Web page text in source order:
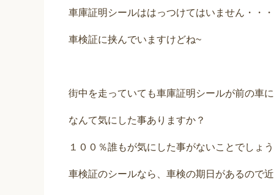
車庫証明シールははっつけてはいません・・・
車検証に挟んでいますけどね~
街中を走っていても車庫証明シールが前の車
なんて気にした事ありますか？
１００％誰もが気にした事がないことでしょう
車検証のシールなら、車検の期日があるので